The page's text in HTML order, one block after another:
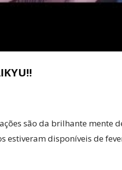
são da brilhante mente
estiveram disponíveis de